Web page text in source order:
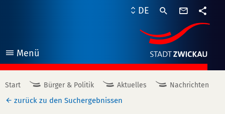
Menü
öffnen
DE
Start Bürger & Politik Aktuelles Nachrichten
zurück zu den Suchergebnissen